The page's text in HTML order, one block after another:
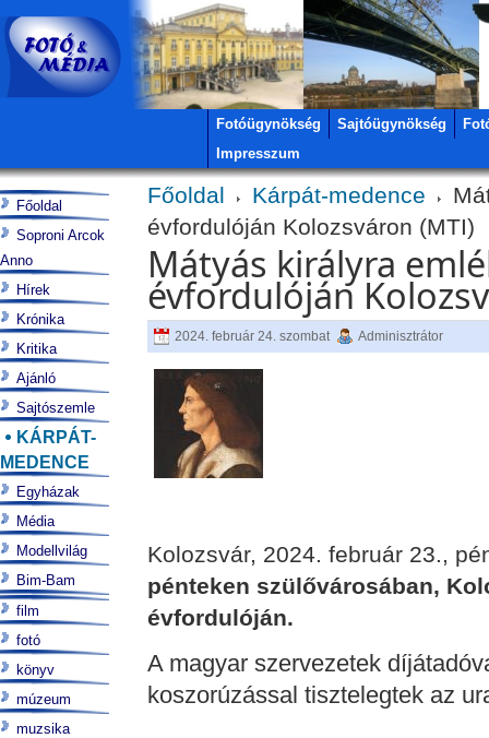
Fotóügynökség Sajtóügynökség
Impresszum
Főoldal Kárpát-medence
évfordulóján Kolozsváron (MTI)
Mátyás királyra
évfordulóján
2024. február 24. szombat Adminisztrátor
Kolozsvár, 2024. február 23.,
pénteken szülővárosában,
évfordulóján.
A magyar szervezetek
koszorúzással tisztelegtek az
Főoldal
Soproni Arcok
Anno
Hírek
Krónika
Kritika
Ajánló
Sajtószemle
KÁRPÁT-
MEDENCE
Egyházak
Média
Modellvilág
Bim-Bam
film
fotó
könyv
múzeum
muzsika